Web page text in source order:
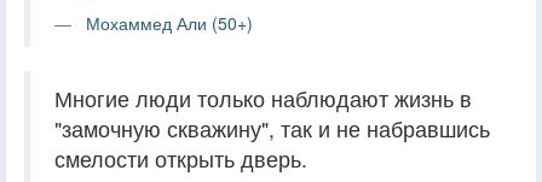
Мохаммед Али (50+)
Многие люди только наблюдают жизнь в
"замочную скважину", так и не набравшись
смелости открыть дверь.